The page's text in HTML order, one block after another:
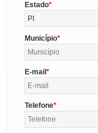
Estado
PI
Município
E-mail
Telefone